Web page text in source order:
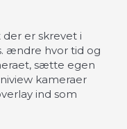
er skrevet i
ændre hvor tid og
sætte egen
kameraer
ind som